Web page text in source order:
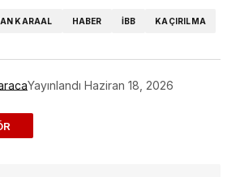
KARAAL HABER İBB KAÇIRILMA
Yayınlandı Haziran 18, 2026